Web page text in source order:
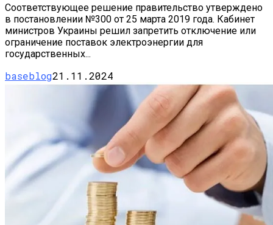
Соответствующее решение правительство утверждено
в постановлении №300 от 25 марта 2019 года. Кабинет
министров Украины решил запретить отключение или
ограничение поставок электроэнергии для
государственных...
baseblog21.11.2024